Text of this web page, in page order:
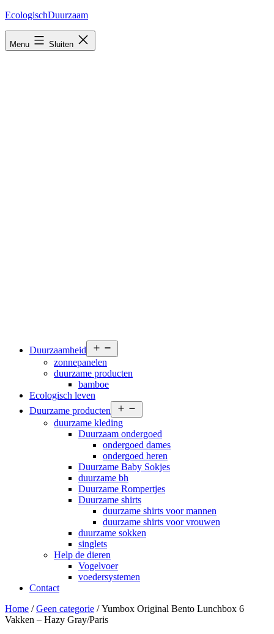
Ga
inhoud
EcologischDuurzaam
Menu Sluiten
Duurzaamheid
menu
zonnepanelen
duurzame producten
bamboe
Ecologisch leven
Duurzame producten
menu
duurzame kleding
Duurzaam ondergoed
ondergoed dames
ondergoed heren
Duurzame Baby Sokjes
duurzame bh
Duurzame Rompertjes
Duurzame shirts
duurzame shirts voor mannen
duurzame shirts voor vrouwen
duurzame sokken
singlets
Help de dieren
Vogelvoer
voedersystemen
Contact
Home /Geen categorie / Yumbox Original Bento Lunchbox 6
Vakken – Hazy Gray/Paris